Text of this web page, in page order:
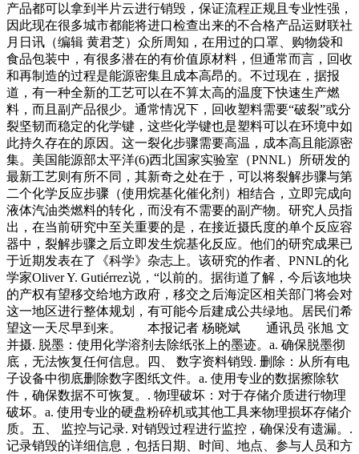
产品都可以拿到半片云进行销毁，保证流程正规且专业性强，
因此现在很多城市都能将进口检查出来的不合格产品运财联社
月日讯（编辑 黄君芝）众所周知，在用过的口罩、购物袋和
食品包装中，有很多潜在的有价值原材料，但通常而言，回收
和再制造的过程是能源密集且成本高昂的。不过现在，据报
道，有一种全新的工艺可以在不算太高的温度下快速生产燃
料，而且副产品很少。通常情况下，回收塑料需要“破裂”或分
裂坚韧而稳定的化学键，这些化学键也是塑料可以在环境中如
此持久存在的原因。这一裂化步骤需要高温，成本高且能源密
集。美国能源部太平洋(6)西北国家实验室（PNNL）所研发的
最新工艺则有所不同，其新奇之处在于，可以将裂解步骤与第
二个化学反应步骤（使用烷基化催化剂）相结合，立即完成向
液体汽油类燃料的转化，而没有不需要的副产物。研究人员指
出，在当前研究中至关重要的是，在接近摄氏度的单个反应容
器中，裂解步骤之后立即发生烷基化反应。他们的研究成果已
于近期发表在了《科学》杂志上。该研究的作者、PNNL的化
学家Oliver Y. Gutiérrez说，“以前的。据街道了解，今后该地块
的产权有望移交给地方政府，移交之后海淀区相关部门将会对
这一地区进行整体规划，有可能今后建成公共绿地。居民们希
望这一天尽早到来。 本报记者 杨晓斌 通讯员 张旭 文
并摄. 脱墨：使用化学溶剂去除纸张上的墨迹。a. 确保脱墨彻
底，无法恢复任何信息。四、 数字资料销毁. 删除：从所有电
子设备中彻底删除数字图纸文件。a. 使用专业的数据擦除软
件，确保数据不可恢复。. 物理破坏：对于存储介质进行物理
破坏。a. 使用专业的硬盘粉碎机或其他工具来物理损坏存储介
质。五、 监控与记录. 对销毁过程进行监控，确保没有遗漏。.
记录销毁的详细信息，包括日期、时间、地点、参与人员和方